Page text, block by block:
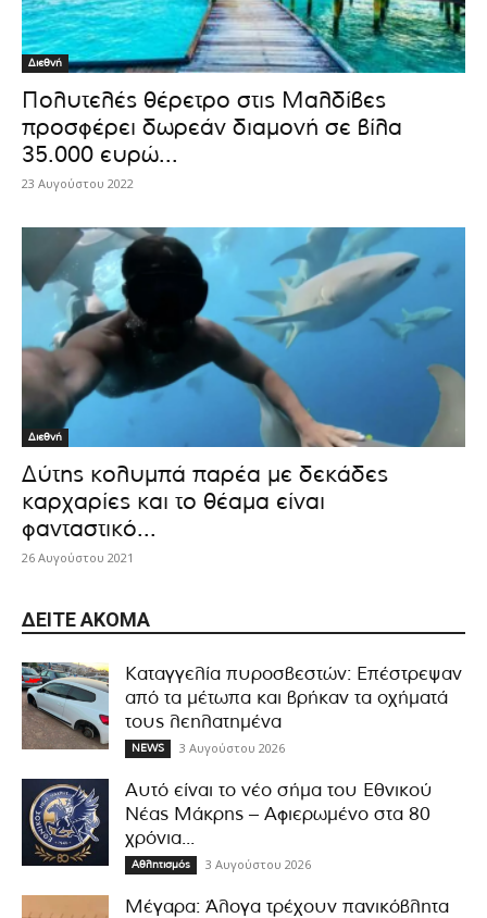
Διεθνή
Πολυτελές θέρετρο στις Μαλδίβες
προσφέρει δωρεάν διαμονή σε βίλα
35.000 ευρώ...
23 Αυγούστου 2022
Διεθνή
Δύτης κολυμπά παρέα με δεκάδες
καρχαρίες και το θέαμα είναι
φανταστικό...
26 Αυγούστου 2021
ΔΕΊΤΕ ΑΚΌΜΑ
Καταγγελία πυροσβεστών: Επέστρεψαν
από τα μέτωπα και βρήκαν τα οχήματά
τους λεηλατημένα
NEWS 3 Αυγούστου 2026
Αυτό είναι το νέο σήμα του Εθνικού
Νέας Μάκρης – Αφιερωμένο στα 80
χρόνια...
Αθλητισμός 3 Αυγούστου 2026
Μέγαρα: Άλογα τρέχουν πανικόβλητα